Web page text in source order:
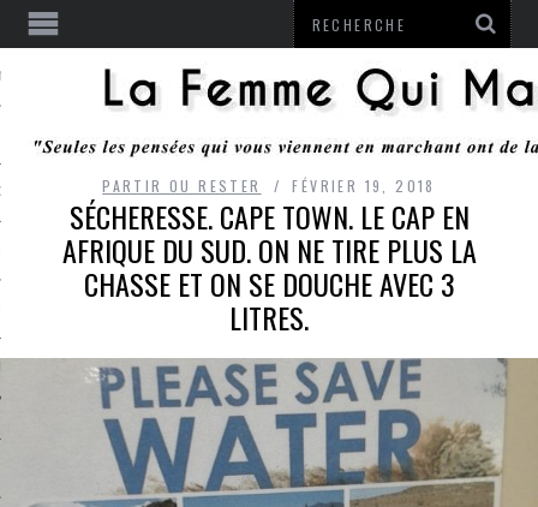
RESTERPARTIR OU RESTER FÉVRIER 19, 2018
SÉCHERESSE. CAPE TOWN. LE CAP EN
AFRIQUE DU SUD. ON NE TIRE PLUS LA
CHASSE ET ON SE DOUCHE AVEC 3
LITRES.